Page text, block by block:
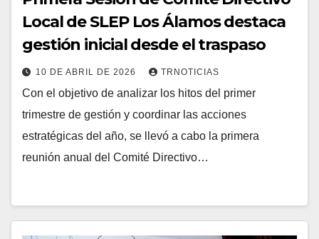
Local de SLEP Los Álamos destaca
gestión inicial desde el traspaso
10 DE ABRIL DE 2026 TRNOTICIAS
Con el objetivo de analizar los hitos del primer
trimestre de gestión y coordinar las acciones
estratégicas del año, se llevó a cabo la primera
reunión anual del Comité Directivo…